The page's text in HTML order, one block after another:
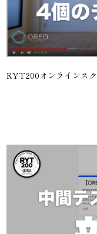
RYT200オンラインス